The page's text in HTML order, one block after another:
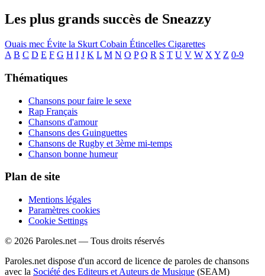
Les plus grands succès de Sneazzy
Ouais mec Évite la Skurt Cobain Étincelles Cigarettes
A B C D E F G H I J K L M N O P Q R S T U V W X Y Z 0-9
Thématiques
Chansons pour faire le sexe
Rap Français
Chansons d'amour
Chansons des Guinguettes
Chansons de Rugby et 3ème mi-temps
Chanson bonne humeur
Plan de site
Mentions légales
Paramètres cookies
Cookie Settings
© 2026 Paroles.net — Tous droits réservés
Paroles.net dispose d'un accord de licence de paroles de chansons
avec la Société des Editeurs et Auteurs de Musique (SEAM)